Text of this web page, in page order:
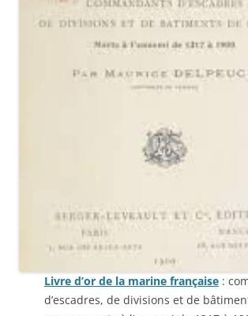
Livre d’or de la marine française :
d’escadres, de divisions et de